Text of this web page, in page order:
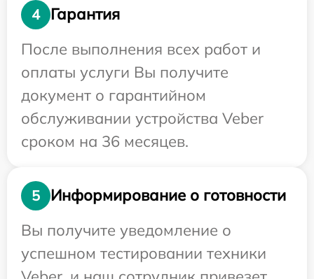
4
Гарантия
После выполнения всех работ и
оплаты услуги Вы получите
документ о гарантийном
обслуживании устройства Veber
сроком на 36 месяцев.
5
Информирование о готовности
Вы получите уведомление о
успешном тестировании техники